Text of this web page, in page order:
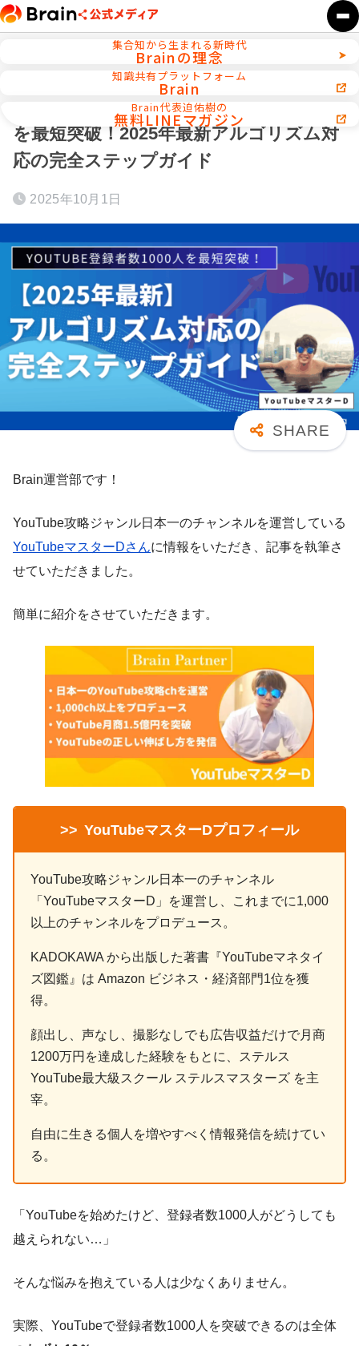
集合知から生まれる新時代
Brainの理念
知識共有プラットフォーム
Brain
Brain代表迫佑樹の
無料LINEマガジン
AI活用／自動化ツール
【YouTubeの伸ばし方】登録者数1000人
を最短突破！2025年最新アルゴリズム対
応の完全ステップガイド
2025年10月1日
Brain運営部です！
YouTube攻略ジャンル日本一のチャンネルを運営している
YouTubeマスターDさんに情報をいただき、記事を執筆さ
せていただきました。
簡単に紹介をさせていただきます。
>> YouTubeマスターDプロフィール
YouTube攻略ジャンル日本一のチャンネル
「YouTubeマスターD」を運営し、これまでに1,000
以上のチャンネルをプロデュース。
KADOKAWA から出版した著書『YouTubeマネタイ
ズ図鑑』は Amazon ビジネス・経済部門1位を獲
得。
顔出し、声なし、撮影なしでも広告収益だけで月商
1200万円を達成した経験をもとに、ステルス
YouTube最大級スクール ステルスマスターズ を主
宰。
自由に生きる個人を増やすべく情報発信を続けてい
る。
「YouTubeを始めたけど、登録者数1000人がどうしても
越えられない…」
そんな悩みを抱えている人は少なくありません。
実際、YouTubeで登録者数1000人を突破できるのは全体